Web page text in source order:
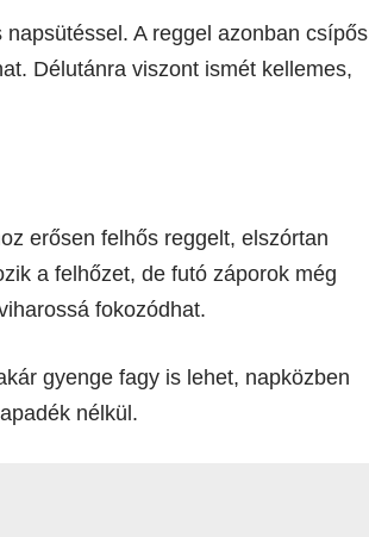
A reggel azonban csípős
Délutánra viszont ismét kellemes,
erősen felhős reggelt, elszórtan
a felhőzet, de futó záporok még
fokozódhat.
gyenge fagy is lehet, napközben
nélkül.